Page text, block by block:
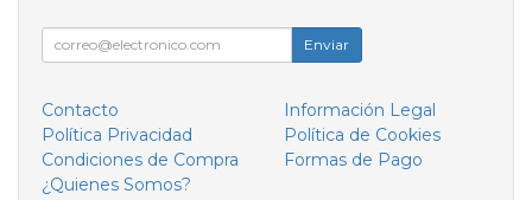
Enviar
Contacto
Información Legal
Política Privacidad
Política de Cookies
Condiciones de Compra
Formas de Pago
¿Quienes Somos?